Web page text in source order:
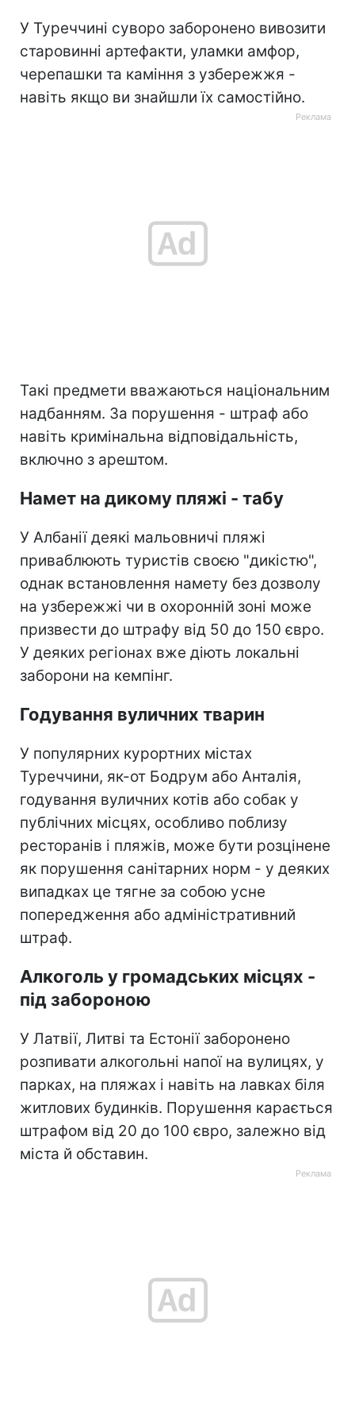
У Туреччині суворо заборонено вивозити
старовинні артефакти, уламки амфор,
черепашки та каміння з узбережжя -
навіть якщо ви знайшли їх самостійно.
Такі предмети вважаються національним
надбанням. За порушення - штраф або
навіть кримінальна відповідальність,
включно з арештом.
Намет на дикому пляжі - табу
У Албанії деякі мальовничі пляжі
приваблюють туристів своєю "дикістю",
однак встановлення намету без дозволу
на узбережжі чи в охоронній зоні може
призвести до штрафу від 50 до 150 євро.
У деяких регіонах вже діють локальні
заборони на кемпінг.
Годування вуличних тварин
У популярних курортних містах
Туреччини, як-от Бодрум або Анталія,
годування вуличних котів або собак у
публічних місцях, особливо поблизу
ресторанів і пляжів, може бути розцінене
як порушення санітарних норм - у деяких
випадках це тягне за собою усне
попередження або адміністративний
штраф.
Алкоголь у громадських місцях -
під забороною
У Латвії, Литві та Естонії заборонено
розпивати алкогольні напої на вулицях, у
парках, на пляжах і навіть на лавках біля
житлових будинків. Порушення карається
штрафом від 20 до 100 євро, залежно від
міста й обставин.